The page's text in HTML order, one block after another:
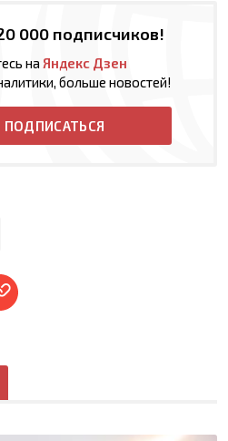
000 подписчиков!
на Яндекс Дзен
больше новостей!
ПОДПИСАТЬСЯ